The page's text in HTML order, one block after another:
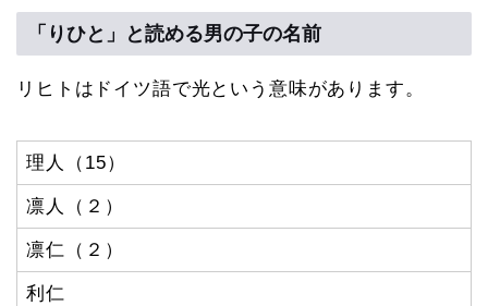
「りひと」と読める男の子の名前
リヒトはドイツ語で光という意味があります。
理人（15）
凛人（２）
凛仁（２）
利仁